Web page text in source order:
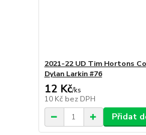
2021-22 UD Tim Hortons
Dylan Larkin #76
12 Kč/ks
10 Kč bez DPH
Přidat